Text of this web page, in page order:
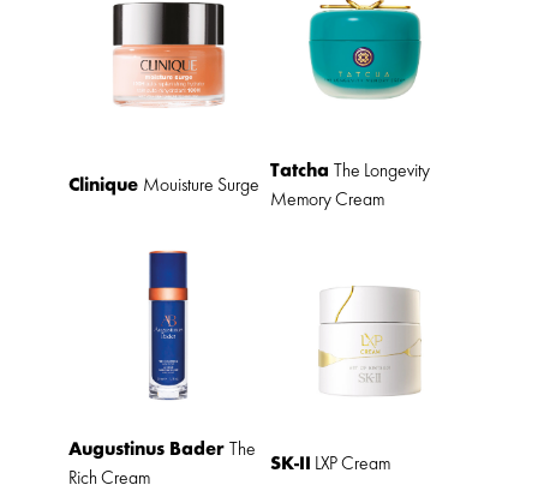
Clinique Mouisture Surge
Tatcha The Longevity
Memory Cream
Augustinus Bader The
Rich Cream
SK-II LXP Cream